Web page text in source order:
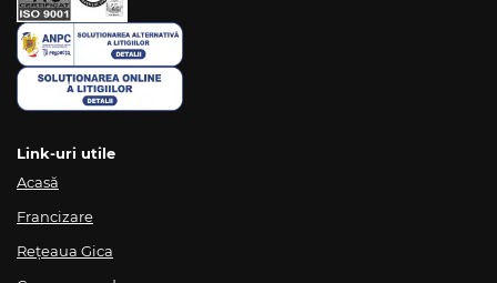
Link-uri utile
Acasă
Francizare
Rețeaua Gica